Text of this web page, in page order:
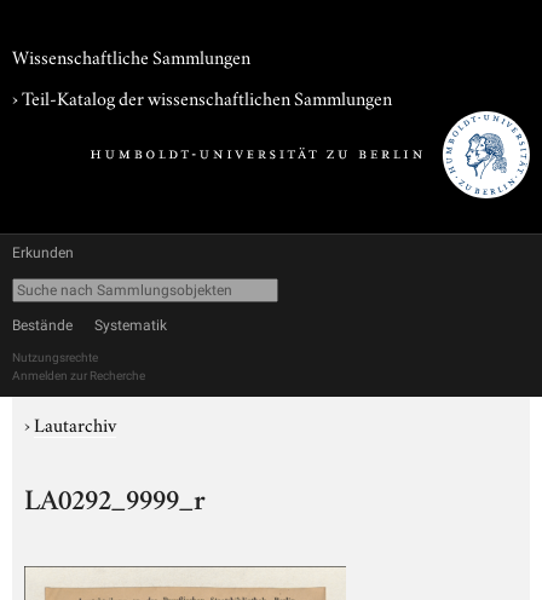
Wissenschaftliche Sammlungen
› Teil-Katalog der wissenschaftlichen Sammlungen
Erkunden
Bestände Systematik
Nutzungsrechte
Anmelden zur Recherche
›Lautarchiv
LA0292_9999_r